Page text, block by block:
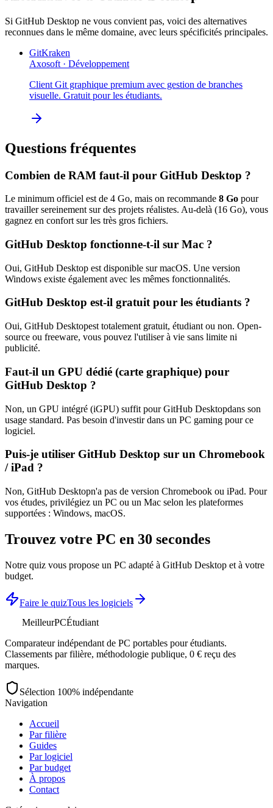
Si GitHub Desktop ne vous convient pas, voici des alternatives
reconnues dans le même domaine, avec leurs spécificités principales.
GitKraken
Axosoft · Développement
Client Git graphique premium avec gestion de branches
visuelle. Gratuit pour les étudiants.
Questions fréquentes
Combien de RAM faut-il pour GitHub Desktop ?
Le minimum officiel est de 4 Go, mais on recommande 8 Go pour
travailler sereinement sur des projets réalistes. Au-delà (16 Go), vous
gagnez en confort sur les très gros fichiers.
GitHub Desktop fonctionne-t-il sur Mac ?
Oui, GitHub Desktop est disponible sur macOS. Une version
Windows existe également avec les mêmes fonctionnalités.
GitHub Desktop est-il gratuit pour les étudiants ?
Oui, GitHub Desktopest totalement gratuit, étudiant ou non. Open-
source ou freeware, vous pouvez l'utiliser à vie sans limite ni
publicité.
Faut-il un GPU dédié (carte graphique) pour
GitHub Desktop ?
Non, un GPU intégré (iGPU) suffit pourGitHub Desktopdans son
usage standard. Pas besoin d'investir dans un PC gaming pour ce
logiciel.
Puis-je utiliser GitHub Desktop sur un Chromebook
/ iPad ?
Non, GitHub Desktopn'a pas de version Chromebook ou iPad. Pour
vos études, privilégiez un PC ou un Mac selon les plateformes
supportées : Windows, macOS.
Trouvez votre PC en 30 secondes
Notre quiz vous propose un PC adapté à GitHub Desktop et à votre
budget.
Faire le quizTous les logiciels
MeilleurPCÉtudiant
Comparateur indépendant de PC portables pour étudiants.
Classements par filière, méthodologie publique, 0 € reçu des
marques.
Sélection 100% indépendante
Navigation
Accueil
Par filière
Guides
Par logiciel
Par budget
À propos
Contact